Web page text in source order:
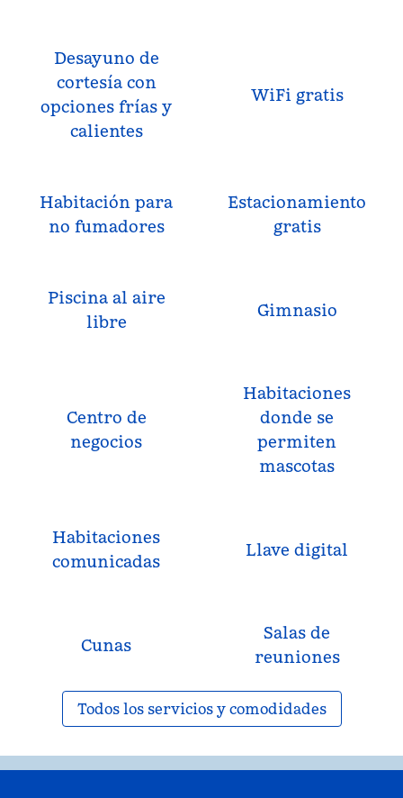
Desayuno de
cortesía con
opciones frías y
calientes
WiFi gratis
Habitación para
no fumadores
Estacionamiento
gratis
Piscina al aire
libre
Gimnasio
Centro de
negocios
Habitaciones
donde se
permiten
mascotas
Habitaciones
comunicadas
Llave digital
Cunas
Salas de
reuniones
Todos los servicios y comodidades